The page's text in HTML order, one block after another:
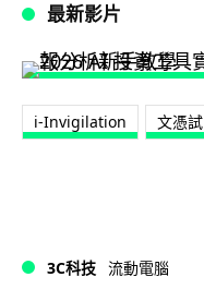
最新影片
i-Invigilation 文憑試
3C科技 流動電腦